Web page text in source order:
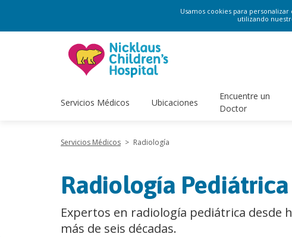
Usamos cookies para
utilizando
Servicios Médicos Ubicaciones
Encuentre un
Doctor
Servicios Médicos > Radiología
Radiología Pediátrica
Expertos en radiología pediátrica desde
más de seis décadas.